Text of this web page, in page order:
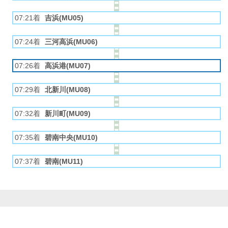
07:21着 吉浜(MU05)
07:24着 三河高浜(MU06)
07:26着 高浜港(MU07)
07:29着 北新川(MU08)
07:32着 新川町(MU09)
07:35着 碧南中央(MU10)
07:37着 碧南(MU11)